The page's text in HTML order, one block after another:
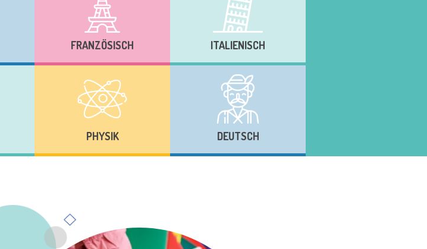
FRANZÖSISCH ITALIENISCH
PHYSIK DEUTSCH